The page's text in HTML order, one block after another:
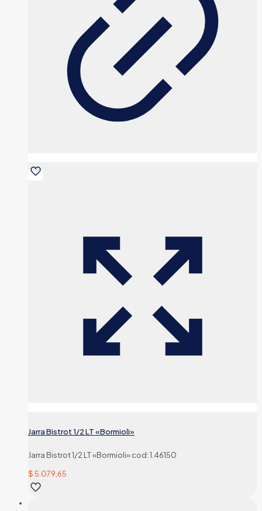
Jarra Bistrot 1/2 LT «Bormioli»
Jarra Bistrot 1/2 LT «Bormioli» cod: 1.46150
$5.079,65